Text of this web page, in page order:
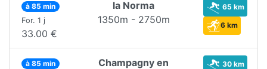
à 85 min
For. 1 j
33.00 €
la Norma
1350m - 2750m
65 km
6 km
à 85 min
Champagny en
30 km